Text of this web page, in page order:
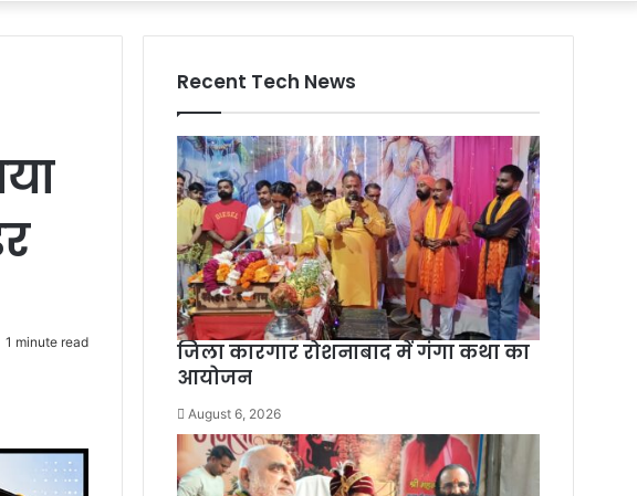
1 minute read
Recent Tech News
जिला कारगार रोशनाबाद में गंगा कथा का
आयोजन
August 6, 2026